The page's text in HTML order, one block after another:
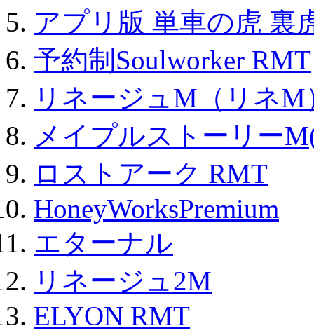
アプリ版 単車の虎 裏
予約制Soulworker RMT
リネージュM（リネM
メイプルストーリー
ロストアーク RMT
HoneyWorksPremium
エターナル
リネージュ2M
ELYON RMT